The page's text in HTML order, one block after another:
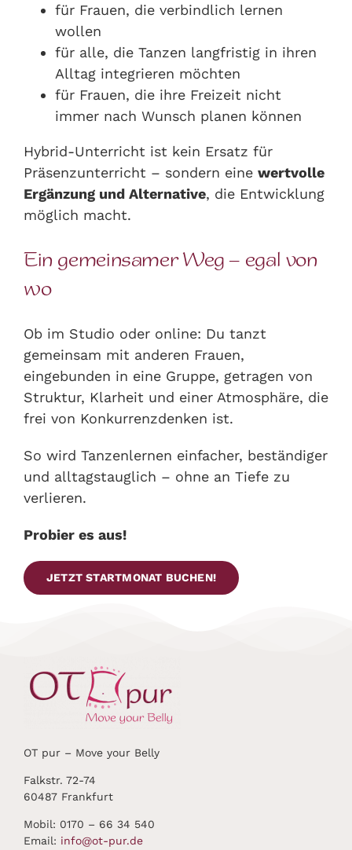
für Frauen, die verbindlich lernen
wollen
für alle, die Tanzen langfristig in ihren
Alltag integrieren möchten
für Frauen, die ihre Freizeit nicht
immer nach Wunsch planen können
Hybrid-Unterricht ist kein Ersatz für
Präsenzunterricht – sondern eine wertvolle
Ergänzung und Alternative, die Entwicklung
möglich macht.
Ein gemeinsamer Weg – egal von
wo
Ob im Studio oder online: Du tanzt
gemeinsam mit anderen Frauen,
eingebunden in eine Gruppe, getragen von
Struktur, Klarheit und einer Atmosphäre, die
frei von Konkurrenzdenken ist.
So wird Tanzenlernen einfacher, beständiger
und alltagstauglich – ohne an Tiefe zu
verlieren.
Probier es aus!
JETZT STARTMONAT BUCHEN!
OT pur – Move your Belly
Falkstr. 72-74
60487 Frankfurt
Mobil: 0170 – 66 34 540
Email: info@ot-pur.de